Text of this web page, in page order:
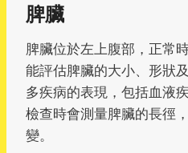
脾臟
脾臟位於左上腹部，正常
能評估脾臟的大小、形狀
多疾病的表現，包括血液
檢查時會測量脾臟的長徑
變。